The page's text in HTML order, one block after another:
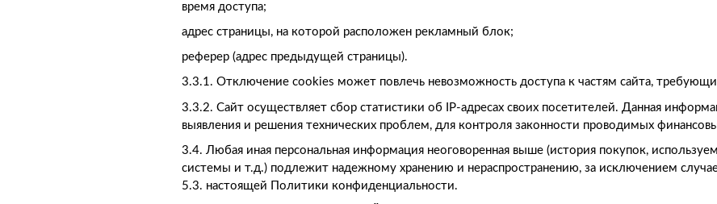
время доступа;
адрес страницы, на которой расположен рекламный блок;
реферер (адрес предыдущей страницы).
3.3.1. Отключение cookies может повлечь невозможность доступа к частям сайта,
3.3.2. Сайт осуществляет сбор статистики об IP-адресах своих посетителей. Данная
выявления и решения технических проблем, для контроля законности проводимых
3.4. Любая иная персональная информация неоговоренная выше (история покупок,
системы и т.д.) подлежит надежному хранению и нераспространению, за исключением
5.3. настоящей Политики конфиденциальности.